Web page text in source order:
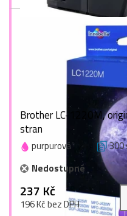
Brother LC-1220M,
stran
purpurová
Nedostupné
237 Kč
196 Kč bez DPH